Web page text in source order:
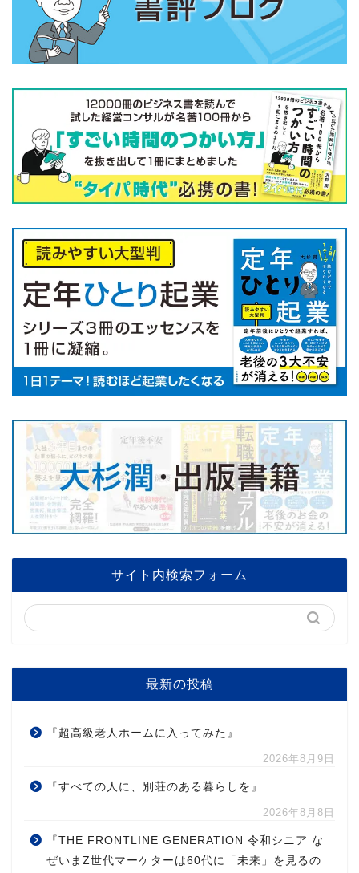
サイト内検索フォーム
最新の投稿
『超高級老人ホームに入ってみた』
2026年8月9日
『すべての人に、別荘のある暮らしを』
2026年8月8日
『THE FRONTLINE GENERATION 令和シニア な
ぜいまZ世代マーケターは60代に「未来」を見るの